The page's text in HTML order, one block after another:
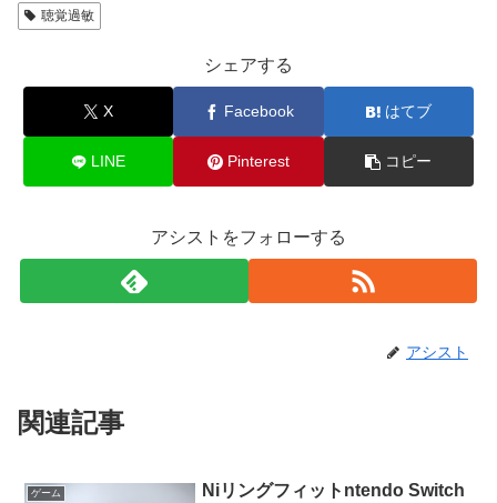
聴覚過敏
シェアする
X Facebook はてブ
LINE Pinterest コピー
アシストをフォローする
アシスト
関連記事
ゲーム
Niリングフィットntendo Switch